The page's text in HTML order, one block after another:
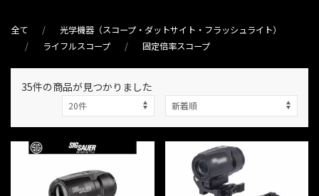
全て
光学機器（スコープ・ダットサイト・フラッシュライト）
ライフルスコープ
固定倍率スコープ
35件の商品が見つかりました